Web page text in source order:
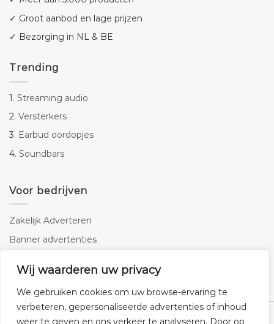
Wij waarderen uw privacy
We gebruiken cookies om uw browse-ervaring te
verbeteren, gepersonaliseerde advertenties of inhoud
weer te geven en ons verkeer te analyseren. Door op
✓ Groot aanbod en lage prijzen
✓ Bezorging in NL & BE
Trending
1. Streaming audio
2. Versterkers
3. Earbud oordopjes
4. Soundbars
Voor bedrijven
Zakelijk Adverteren
Banner advertenties
SEO copywriting